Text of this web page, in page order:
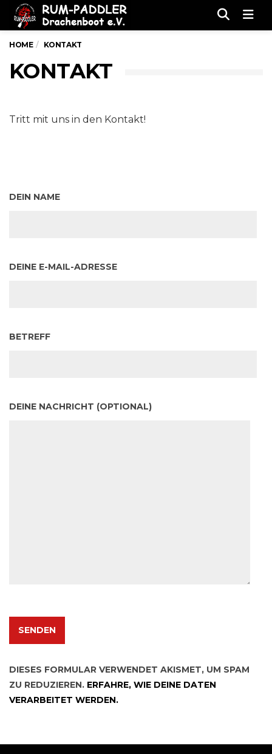
HOME KONTAKT
KONTAKT
Tritt mit uns in den Kontakt!
DEIN NAME
DEINE E-MAIL-ADRESSE
BETREFF
DEINE NACHRICHT (OPTIONAL)
DIESES FORMULAR VERWENDET AKISMET, UM SPAM
ZU REDUZIEREN. ERFAHRE, WIE DEINE DATEN
VERARBEITET WERDEN.